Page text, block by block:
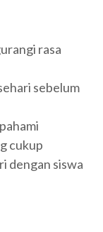
rasa
sebelum
cukup
dengan siswa